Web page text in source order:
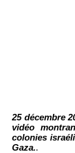
25 décembre
vidéo
colonies
Gaza..